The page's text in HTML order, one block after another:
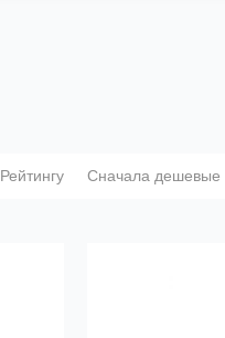
Рейтингу Сначала дешевые